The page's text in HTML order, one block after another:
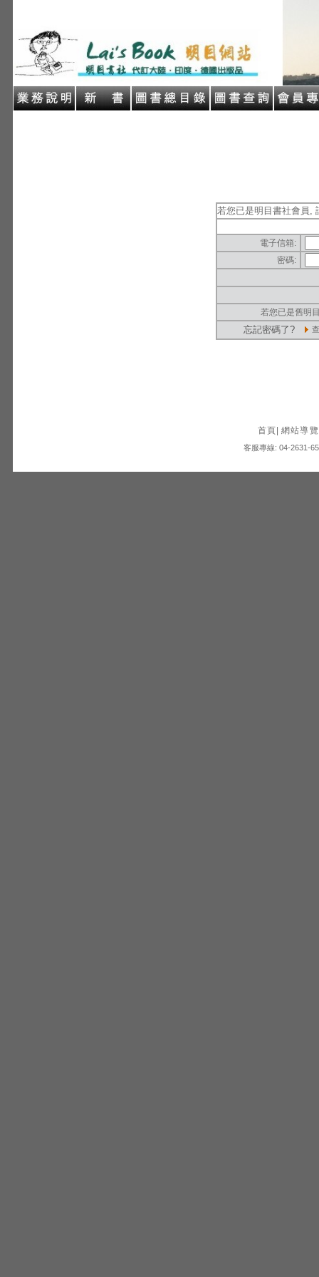
若您已是明目書社會員,
電子信箱:
密碼:
若您已是舊明
忘記密碼了?
首頁 網站導覽
客服專線: 04-2631-